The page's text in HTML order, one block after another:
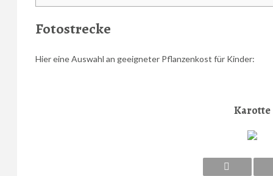
Fotostrecke
Hier eine Auswahl an geeigneter Pflanzenkost für Kinder:
Karotte